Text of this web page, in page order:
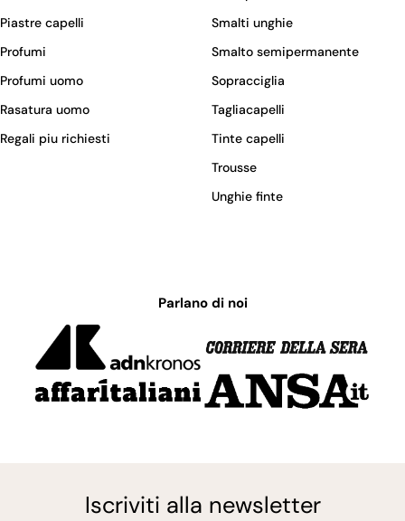
Piastre capelli
Profumi
Profumi uomo
Rasatura uomo
Regali piu richiesti
Smalti unghie
Smalto semipermanente
Sopracciglia
Tagliacapelli
Tinte capelli
Trousse
Unghie finte
Parlano di noi
Iscriviti alla newsletter